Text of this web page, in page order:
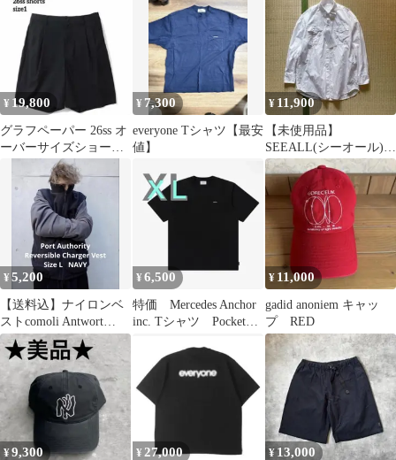
¥ 19,800
グラフペーパー 26ss オ
ーバーサイズショーツ
ブラック 1
¥ 7,300
everyone Tシャツ【最安
値】
¥ 11,900
【未使用品】
SEEALL(シーオール)オ
ーバーミリタリーシャ
ツ
¥5,200
【送料込】ナイロンベ
ストcomoli Antwort
everyone エンノイ
¥6,500
特価 Mercedes Anchor
inc. Tシャツ Pocket
¥ 11,000
gadid anoniem キャッ
プ RED
¥9,300 ¥ 27,000 ¥ 13,000